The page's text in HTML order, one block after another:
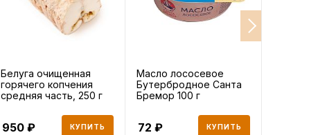
Белуга очищенная
горячего копчения
средняя часть, 250 г
950 КУПИТЬ
Масло лососевое
Бутербродное Санта
Бремор 100 г
72 КУПИТЬ